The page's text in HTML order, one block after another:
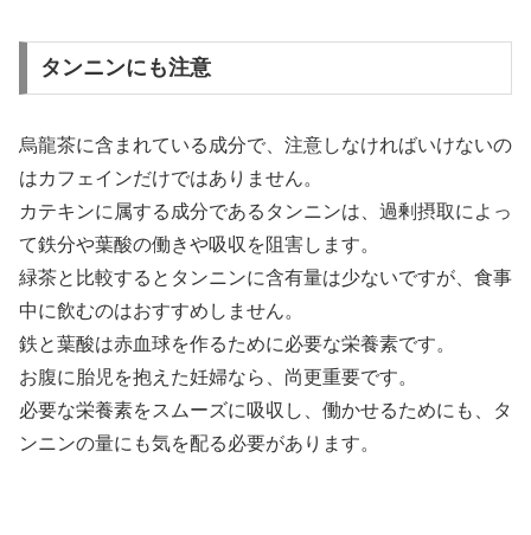
タンニンにも注意
烏龍茶に含まれている成分で、注意しなければいけないの
はカフェインだけではありません。
カテキンに属する成分であるタンニンは、過剰摂取によっ
て鉄分や葉酸の働きや吸収を阻害します。
緑茶と比較するとタンニンに含有量は少ないですが、食事
中に飲むのはおすすめしません。
鉄と葉酸は赤血球を作るために必要な栄養素です。
お腹に胎児を抱えた妊婦なら、尚更重要です。
必要な栄養素をスムーズに吸収し、働かせるためにも、タ
ンニンの量にも気を配る必要があります。